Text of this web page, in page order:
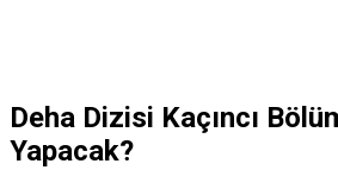
Deha Dizisi Kaçıncı
Yapacak?